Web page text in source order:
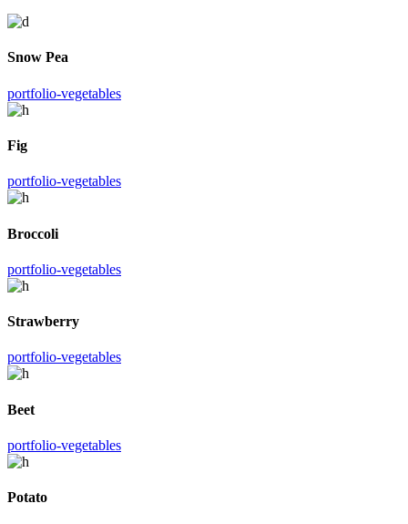
Snow Pea
portfolio-vegetables
Fig
portfolio-vegetables
Broccoli
portfolio-vegetables
Strawberry
portfolio-vegetables
Beet
portfolio-vegetables
Potato